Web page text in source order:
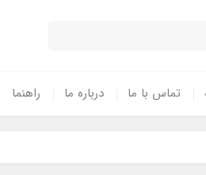
تماس با ما درباره ما راهنما